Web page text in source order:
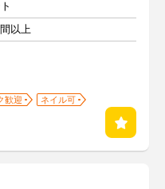
以上
歓迎
ネイル可